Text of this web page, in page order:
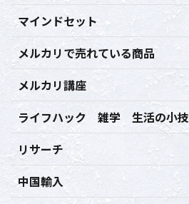
マインドセット
メルカリで売れている商品
メルカリ講座
ライフハック 雑学 生活の小技
リサーチ
中国輸入